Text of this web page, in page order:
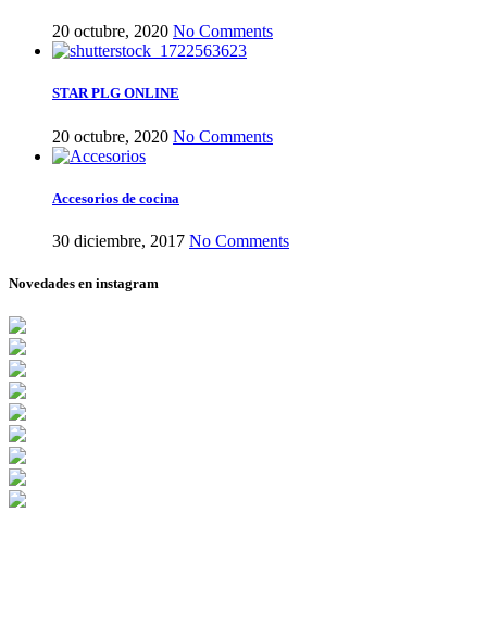
20 octubre, 2020 No Comments
STAR PLG ONLINE
20 octubre, 2020 No Comments
Accesorios de cocina
30 diciembre, 2017 No Comments
Novedades en instagram